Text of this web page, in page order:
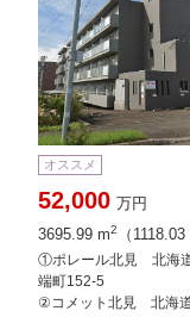
オススメ
52,000 万円
3695.99 m2 （
①ポレール北見 北海
端町152-5
②コメット北見 北海